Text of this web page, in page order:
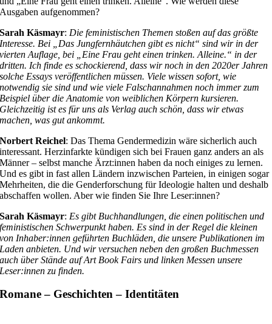
Ausgaben aufgenommen?
Sarah Käsmayr: Die feministischen Themen stoßen auf das größte
Interesse. Bei „Das Jungfernhäutchen gibt es nicht“ sind wir in der
vierten Auflage, bei „Eine Frau geht einen trinken. Alleine.“ in der
dritten. Ich finde es schockierend, dass wir noch in den 2020er Jahren
solche Essays veröffentlichen müssen. Viele wissen sofort, wie
notwendig sie sind und wie viele Falschannahmen noch immer zum
Beispiel über die Anatomie von weiblichen Körpern kursieren.
Gleichzeitig ist es für uns als Verlag auch schön, dass wir etwas
machen, was gut ankommt.
Norbert Reichel: Das Thema Gendermedizin wäre sicherlich auch
interessant. Herzinfarkte kündigen sich bei Frauen ganz anders an als
Männer – selbst manche Ärzt:innen haben da noch einiges zu lernen.
Und es gibt in fast allen Ländern inzwischen Parteien, in einigen sogar
Mehrheiten, die die Genderforschung für Ideologie halten und deshalb
abschaffen wollen. Aber wie finden Sie Ihre Leser:innen?
Sarah Käsmayr: Es gibt Buchhandlungen, die einen politischen und
feministischen Schwerpunkt haben. Es sind in der Regel die kleinen
von Inhaber:innen geführten Buchläden, die unsere Publikationen im
Laden anbieten. Und wir versuchen neben den großen Buchmessen
auch über Stände auf Art Book Fairs und linken Messen unsere
Leser:innen zu finden.
Romane – Geschichten – Identitäten